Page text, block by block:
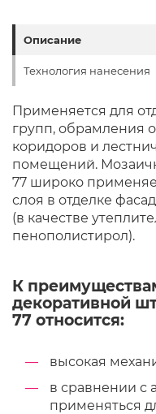
Описание
Технология нанесения
Применяется для
групп, обрамления
коридоров и
помещений.
77 широко
слоя в отделке
(в качестве
пенополистирол).
К
декоративной
77 относится:
высокая
в сравнении с
применяться